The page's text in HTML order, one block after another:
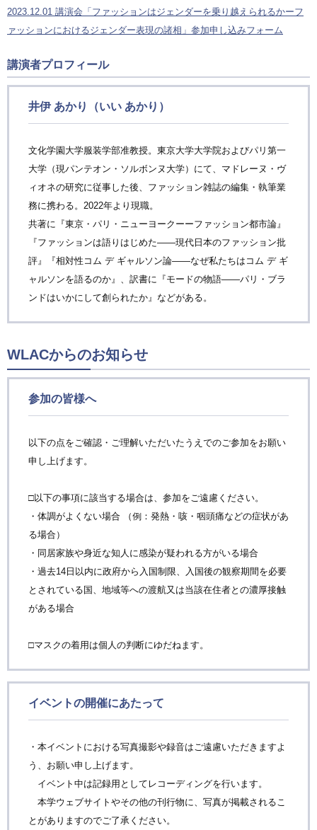
2023.12.01 講演会「ファッションはジェンダーを乗り越えられるかーフ
ァッションにおけるジェンダー表現の諸相」参加申し込みフォーム
講演者プロフィール
井伊 あかり（いい あかり）
文化学園大学服装学部准教授。東京大学大学院およびパリ第一
大学（現パンテオン・ソルボンヌ大学）にて、マドレーヌ・ヴ
ィオネの研究に従事した後、ファッション雑誌の編集・執筆業
務に携わる。2022年より現職。
共著に『東京・パリ・ニューヨークーーファッション都市論』
『ファッションは語りはじめた――現代日本のファッション批
評』『相対性コム デ ギャルソン論——なぜ私たちはコム デ ギ
ャルソンを語るのか』、訳書に『モードの物語——パリ・ブラ
ンドはいかにして創られたか』などがある。
WLACからのお知らせ
参加の皆様へ
以下の点をご確認・ご理解いただいたうえでのご参加をお願い
申し上げます。
□以下の事項に該当する場合は、参加をご遠慮ください。
・体調がよくない場合 （例：発熱・咳・咽頭痛などの症状があ
る場合）
・同居家族や身近な知人に感染が疑われる方がいる場合
・過去14日以内に政府から入国制限、入国後の観察期間を必要
とされている国、地域等への渡航又は当該在住者との濃厚接触
がある場合
□マスクの着用は個人の判断にゆだねます。
イベントの開催にあたって
・本イベントにおける写真撮影や録音はご遠慮いただきますよ
う、お願い申し上げます。
イベント中は記録用としてレコーディングを行います。
本学ウェブサイトやその他の刊行物に、写真が掲載されるこ
とがありますのでご了承ください。